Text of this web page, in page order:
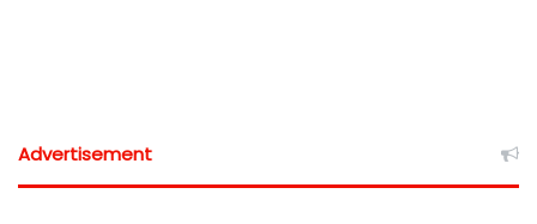
Advertisement